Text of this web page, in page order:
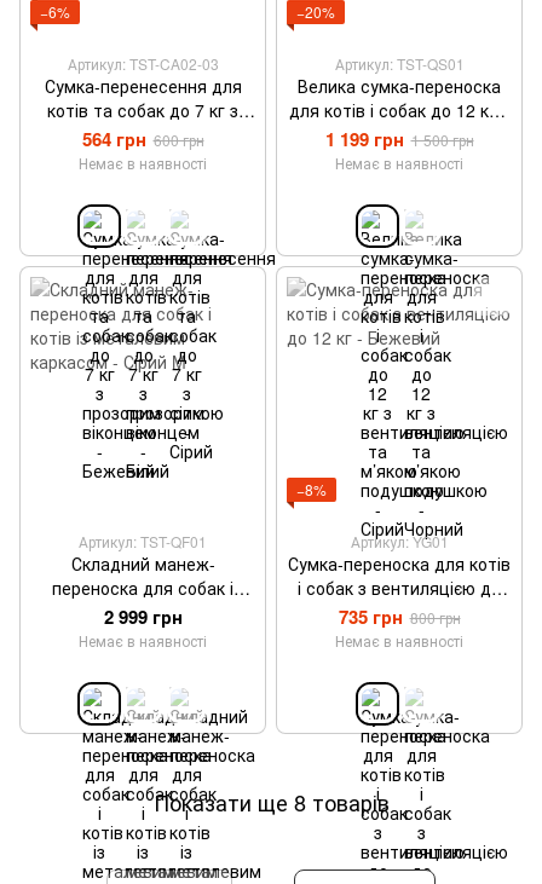
−6%
Артикул: TST-CA02-03
Сумка-перенесення для
котів та собак до 7 кг з
прозорим віконцем -
Бежевий
564 грн 600 грн
Немає в наявності
−20%
Артикул: TST-QS01
Велика сумка-переноска
для котів і собак до 12 кг з
вентиляцією та м’якою
подушкою - Сірий
1 199 грн 1 500 грн
Немає в наявності
Артикул: TST-QF01
Складний манеж-
переноска для собак і
котів із металевим
каркасом - Сірий M
2 999 грн
Немає в наявності
−8%
Артикул: YG01
Сумка-переноска для котів
і собак з вентиляцією до
12 кг - Бежевий
735 грн 800 грн
Немає в наявності
Показати ще 8 товарів